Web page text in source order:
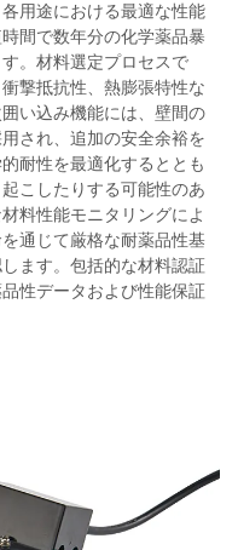
用途における最適な性能
間で数年分の化学薬品暴
。材料選定プロセスで
撃抵抗性、熱膨張特性な
い込み機能には、壁間の
され、追加の安全余裕を
耐性を最適化するととも
こしたりする可能性のあ
料性能モニタリングによ
通じて厳格な耐薬品性基
ます。包括的な材料認証
性データおよび性能保証